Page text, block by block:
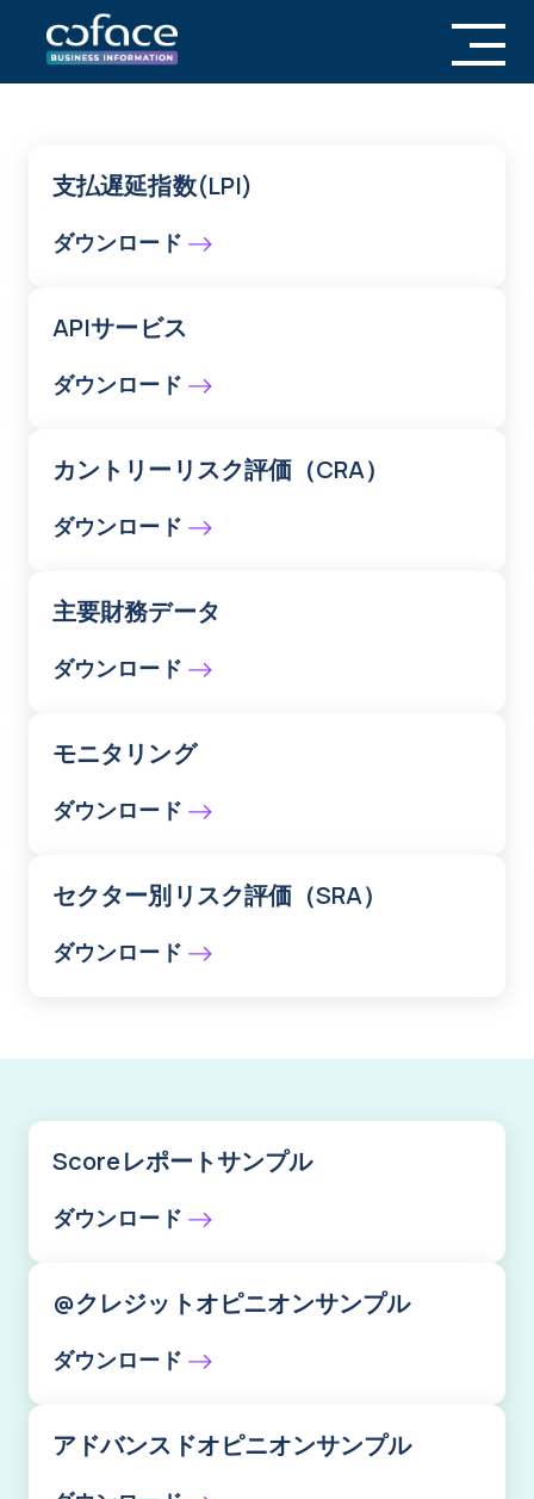
支払遅延指数(LPI)
ダウンロード
APIサービス
ダウンロード
カントリーリスク評価（CRA）
ダウンロード
主要財務データ
ダウンロード
モニタリング
ダウンロード
セクター別リスク評価（SRA）
ダウンロード
Scoreレポートサンプル
ダウンロード
@クレジットオピニオンサンプル
ダウンロード
アドバンスドオピニオンサンプル